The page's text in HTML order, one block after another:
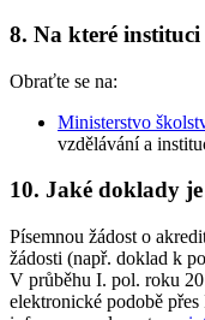
8. Na které
Obraťte se na:
Ministerstvo
vzdělávání a
10. Jaké doklady
Písemnou žádost o
žádosti (např. doklad k
V průběhu I. pol. roku
elektronické podobě